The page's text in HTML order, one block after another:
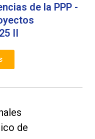
de la PPP -
II
de